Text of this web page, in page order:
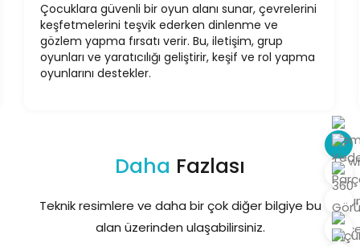
Çocuklara güvenli bir oyun alanı sunar, çevrelerini
keşfetmelerini teşvik ederken dinlenme ve
gözlem yapma fırsatı verir. Bu, iletişim, grup
oyunları ve yaratıcılığı geliştirir, keşif ve rol yapma
oyunlarını destekler.
Daha Fazlası
Teknik resimlere ve daha bir çok diğer bilgiye bu
alan üzerinden ulaşabilirsiniz.